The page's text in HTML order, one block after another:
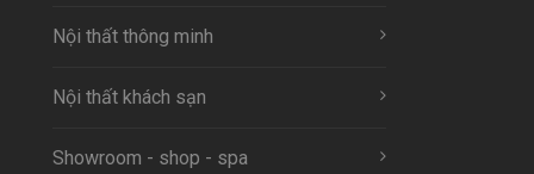
Nội thất thông minh
Nội thất khách sạn
Showroom - shop - spa